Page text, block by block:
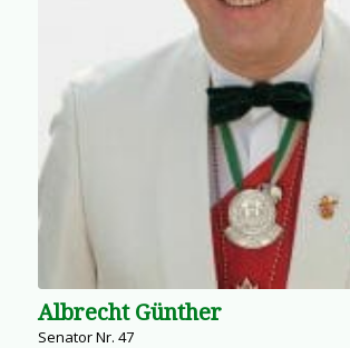
Albrecht Günther
Senator Nr. 47